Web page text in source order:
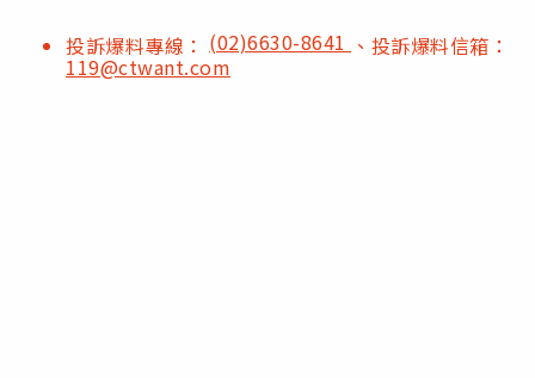
投訴爆料專線： (02)6630-8641 、投訴爆料信箱：
119@ctwant.com